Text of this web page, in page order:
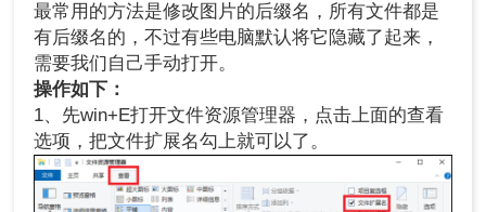
最常用的方法是修改图片的后缀名，所有文件都是
有后缀名的，不过有些电脑默认将它隐藏了起来，
需要我们自己手动打开。
操作如下：
1、先win+E打开文件资源管理器，点击上面的查看
选项，把文件扩展名勾上就可以了。